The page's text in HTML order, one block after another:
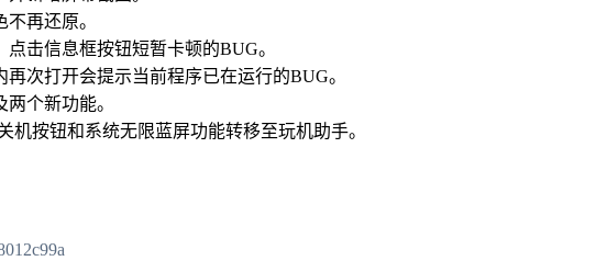
不再还原。
点击信息框按钮短暂卡顿的BUG。
再次打开会提示当前程序已在运行的BUG。
两个新功能。
机按钮和系统无限蓝屏功能转移至玩机助手。